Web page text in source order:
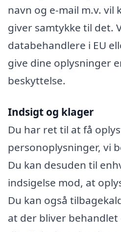
navn og e-mail m.v. vil
giver samtykke til det.
databehandlere i EU
give dine oplysninger
beskyttelse.
Indsigt og klager
Du har ret til at få
personoplysninger, vi
Du kan desuden til
indsigelse mod, at
Du kan også
at der bliver